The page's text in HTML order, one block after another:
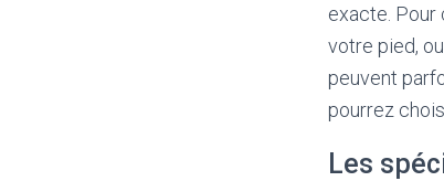
exacte. Pour
votre pied,
peuvent
pourrez
Les